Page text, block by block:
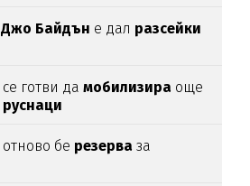
Джо Байдън е дал разсейки
се готви дамобилизира още
руснаци
отново бе резерва за